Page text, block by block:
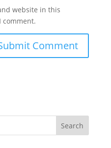
website in this
comment.
Search